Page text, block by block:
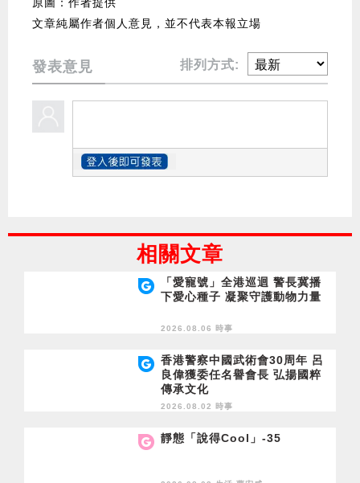
文章純屬作者個人意見，並不代表本報立場
發表意見 排列方式:
相關文章
「愛寵號」全港巡迴 警長冀播
下愛心種子 凝聚守護動物力量
2026.08.06 時事
香港警察中國武術會30周年 呂
良偉獲委任名譽會長 弘揚國粹
傳承文化
2026.08.02 時事
靜態「說得Cool」-35